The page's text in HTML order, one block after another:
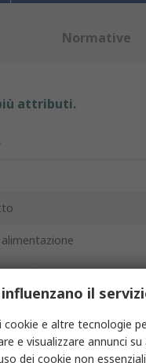
Normative
attributi.
il
cookie e altre tecnologie
e visualizzare annunci
dei cookie non